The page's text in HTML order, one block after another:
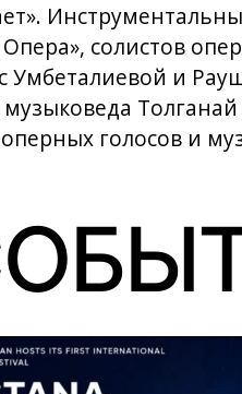
солистов
Умбеталиевой и
голосов и